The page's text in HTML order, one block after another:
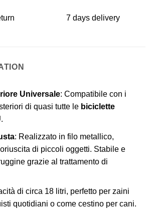
7 days delivery
Universale: Compatibile con i
di quasi tutte le biciclette
.
: Realizzato in filo metallico,
di piccoli oggetti. Stabile e
grazie al trattamento di
di circa 18 litri, perfetto per zaini
quotidiani o come cestino per cani.